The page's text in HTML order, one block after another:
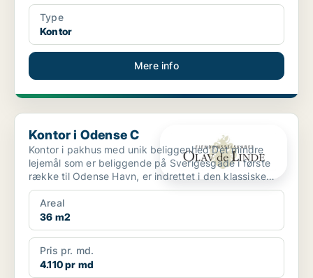
Type
Kontor
Mere info
Kontor i Odense C
Kontor i Odense C
Kontor i pakhus med unik beliggenhed Det mindre
lejemål som er beliggende på Sverigesgade i første
række til Odense Havn, er indrettet i den klassiske
Ola...
Areal
36 m2
Pris pr. md.
4.110 pr md